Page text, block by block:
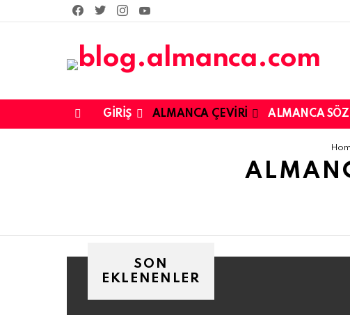
facebooktwitterinstagram
GIRIŞ ALMANCA ÇEVIRI ALMANCA
SON
EKLENENLER